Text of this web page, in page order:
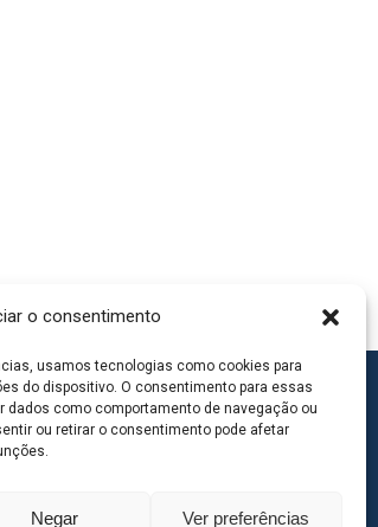
o consentimento
usamos tecnologias como cookies para
do dispositivo. O consentimento para essas
como comportamento de navegação ou
ou retirar o consentimento pode afetar
Negar Ver preferências